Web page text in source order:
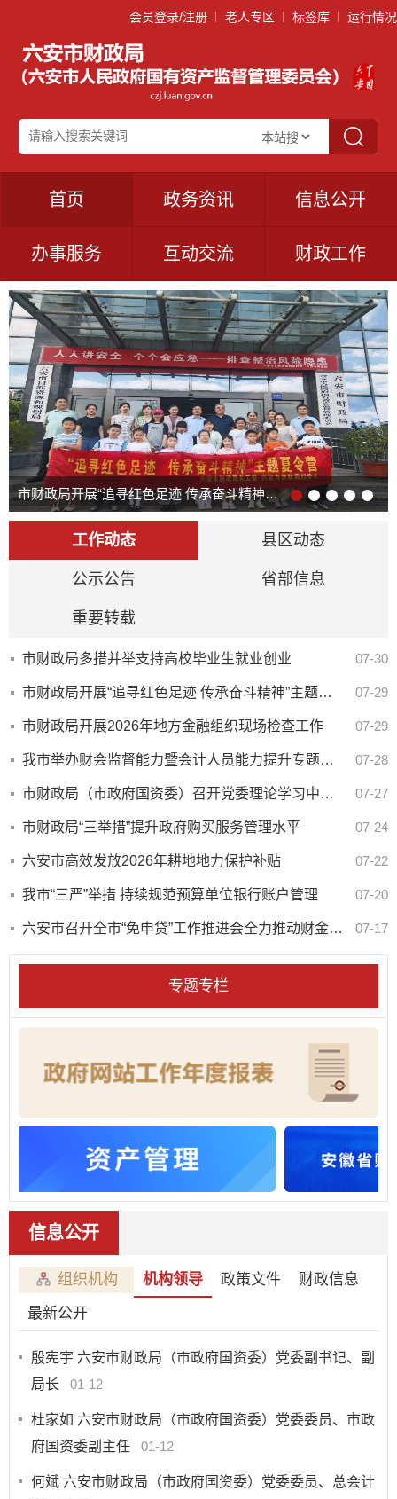
会员登录/注册 老人专区 标签库 运行情况
首页 政务资讯 信息公开
办事服务 互动交流 财政工作
市财政局开展“追寻红色足迹 传承奋斗精神”主题夏令营活动
工作动态 县区动态
公示公告 省部信息
重要转载
市财政局多措并举支持高校毕业生就业创业 07-30
市财政局开展“追寻红色足迹 传承奋斗精神”主题夏令营活动 07-29
市财政局开展2026年地方金融组织现场检查工作 07-29
我市举办财会监督能力暨会计人员能力提升专题研讨班 07-28
市财政局（市政府国资委）召开党委理论学习中心组学习会 07-27
市财政局“三举措”提升政府购买服务管理水平 07-24
六安市高效发放2026年耕地地力保护补贴 07-22
我市“三严”举措 持续规范预算单位银行账户管理 07-20
六安市召开全市“免申贷”工作推进会全力推动财金协同助企扩面增效 07-17
专题专栏
信息公开
组织机构 机构领导 政策文件
财政信息
最新公开
殷宪宇 六安市财政局（市政府国资委）党委副书记、副
局长
01-12
杜家如 六安市财政局（市政府国资委）党委委员、市政
府国资委副主任
01-12
何斌 六安市财政局（市政府国资委）党委委员、总会计